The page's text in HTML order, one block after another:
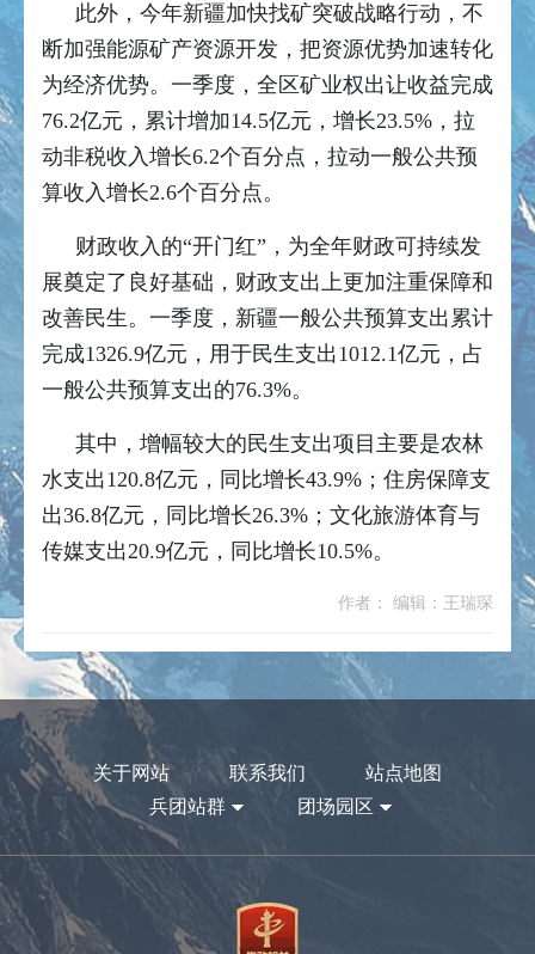
此外，今年新疆加快找矿突破战略行动，不
断加强能源矿产资源开发，把资源优势加速转化
为经济优势。一季度，全区矿业权出让收益完成
76.2亿元，累计增加14.5亿元，增长23.5%，拉
动非税收入增长6.2个百分点，拉动一般公共预
算收入增长2.6个百分点。
财政收入的“开门红”，为全年财政可持续发
展奠定了良好基础，财政支出上更加注重保障和
改善民生。一季度，新疆一般公共预算支出累计
完成1326.9亿元，用于民生支出1012.1亿元，占
一般公共预算支出的76.3%。
其中，增幅较大的民生支出项目主要是农林
水支出120.8亿元，同比增长43.9%；住房保障支
出36.8亿元，同比增长26.3%；文化旅游体育与
传媒支出20.9亿元，同比增长10.5%。
作者： 编辑：王瑞琛
关于网站 联系我们
站点地图
兵团站群
团场园区